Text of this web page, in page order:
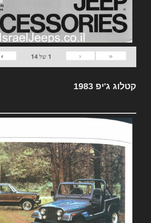
«
‹
1 של14
›
קטלוג ג'יפ 1983